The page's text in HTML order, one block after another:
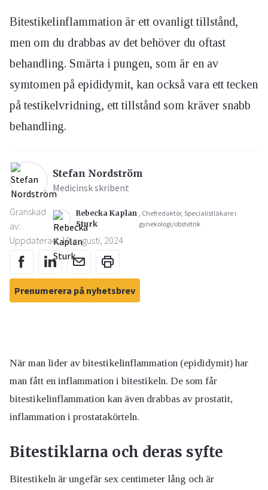
Bitestikelinflammation är ett ovanligt tillstånd,
men om du drabbas av det behöver du oftast
behandling. Smärta i pungen, som är en av
symtomen på epididymit, kan också vara ett tecken
på testikelvridning, ett tillstånd som kräver snabb
behandling.
Stefan Nordström
Medicinsk skribent
Granskad
av:
Rebecka Kaplan
Sturk
, Chefredaktör, Specialistläkare i
gynekologi/obstetrik
Uppdaterad: 10 augusti, 2024
Prenumerera på nyhetsbrev
När man lider av bitestikelinflammation (epididymit) har
man fått en inflammation i bitestikeln. De som får
bitestikelinflammation kan även drabbas av prostatit,
inflammation i prostatakörteln.
Bitestiklarna och deras syfte
Bitestikeln är ungefär sex centimeter lång och är